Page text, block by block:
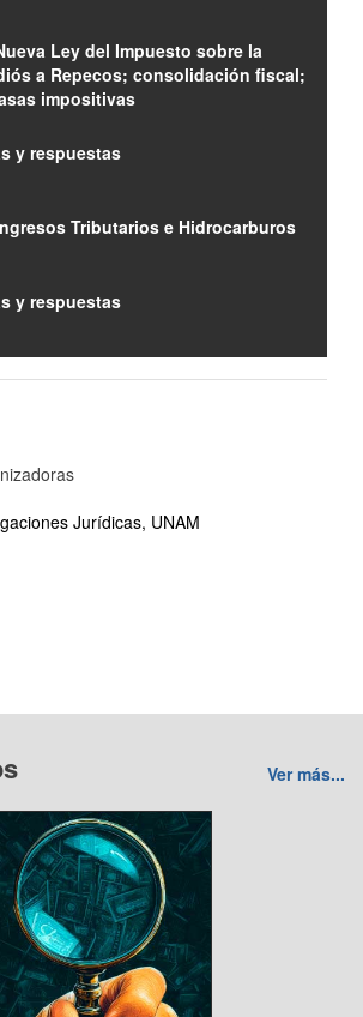
Ley del Impuesto sobre la
a Repecos; consolidación fiscal;
impositivas
y respuestas
Tributarios e Hidrocarburos
y respuestas
Jurídicas, UNAM
Ver más...